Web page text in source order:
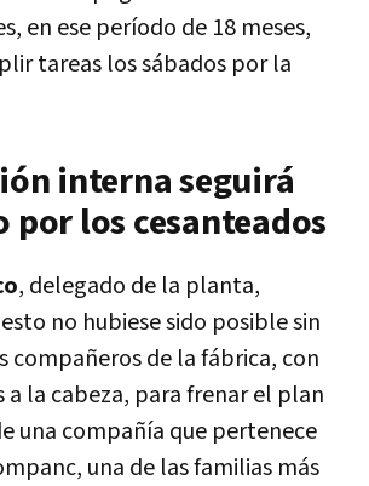
en ese período de 18 meses,
tareas los sábados por la
interna seguirá
por los cesanteados
, delegado de la planta,
no hubiese sido posible sin
compañeros de la fábrica, con
a la cabeza, para frenar el plan
una compañía que pertenece
una de las familias más